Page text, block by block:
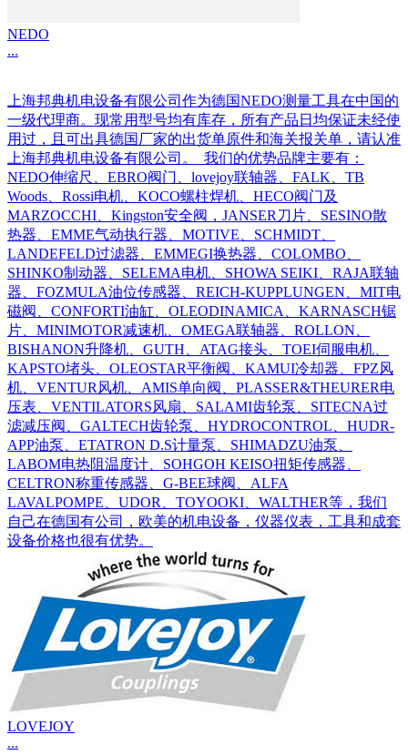
NEDO
...
上海邦典机电设备有限公司作为德国NEDO测量工具在中国的
一级代理商。现常用型号均有库存，所有产品日均保证未经使
用过，且可出具德国厂家的出货单原件和海关报关单，请认准
上海邦典机电设备有限公司。 我们的优势品牌主要有：
NEDO伸缩尺、EBRO阀门、lovejoy联轴器、FALK、TB
Woods、Rossi电机、KOCO螺柱焊机、HECO阀门及
MARZOCCHI、Kingston安全阀，JANSER刀片、SESINO散
热器、EMME气动执行器、MOTIVE、SCHMIDT、
LANDEFELD过滤器、EMMEGI换热器、COLOMBO、
SHINKO制动器、SELEMA电机、SHOWA SEIKI、RAJA联轴
器、FOZMULA油位传感器、REICH-KUPPLUNGEN、MIT电
磁阀、CONFORTI油缸、OLEODINAMICA、KARNASCH锯
片、MINIMOTOR减速机、OMEGA联轴器、ROLLON、
BISHANON升降机、GUTH、ATAG接头、TOEI伺服电机、
KAPSTO堵头、OLEOSTAR平衡阀、KAMUI冷却器、FPZ风
机、VENTUR风机、AMIS单向阀、PLASSER&THEURER电
压表、VENTILATORS风扇、SALAMI齿轮泵、SITECNA过
滤减压阀、GALTECH齿轮泵、HYDROCONTROL、HUDR-
APP油泵、ETATRON D.S计量泵、SHIMADZU油泵、
LABOM电热阻温度计、SOHGOH KEISO扭矩传感器、
CELTRON称重传感器、G-BEE球阀、ALFA
LAVALPOMPE、UDOR、TOYOOKI、WALTHER等，我们
自己在德国有公司，欧美的机电设备，仪器仪表，工具和成套
设备价格也很有优势。
LOVEJOY
...